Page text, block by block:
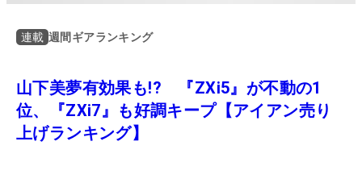
連載 週間ギアランキング
山下美夢有効果も!? 『ZXi5』が不動の1
位、『ZXi7』も好調キープ【アイアン売り
上げランキング】